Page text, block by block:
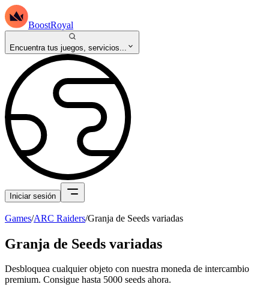
BoostRoyal
Encuentra tus juegos, servicios...
Iniciar sesión
Games/ARC Raiders/Granja de Seeds variadas
Granja de Seeds variadas
Desbloquea cualquier objeto con nuestra moneda de intercambio
premium. Consigue hasta 5000 seeds ahora.